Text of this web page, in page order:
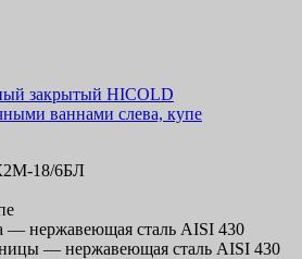
18/6БЛ
— нержавеющая сталь AISI 430
— нержавеющая сталь AISI 430